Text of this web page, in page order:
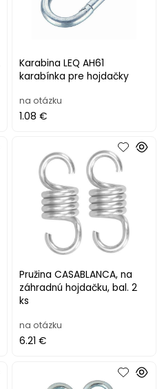
Karabina LEQ AH61
karabínka pre hojdačky
na otázku
1.08 €
Pružina CASABLANCA, na
záhradnú hojdačku, bal. 2
ks
na otázku
6.21 €